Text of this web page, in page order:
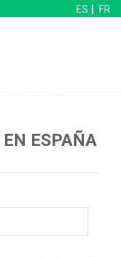
ES FR
ESPAÑA